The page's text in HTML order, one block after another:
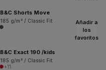
B&C Shorts Move
185 g/m² / Classic Fit
Añadir a
los
favoritos
B&C Exact 190 /kids
185 g/m² / Classic Fit
+11